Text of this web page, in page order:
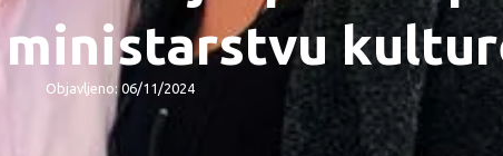
ministarstvu
Objavljeno: 06/11/2024